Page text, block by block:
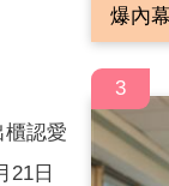
櫃認愛
21日
爆內幕
3